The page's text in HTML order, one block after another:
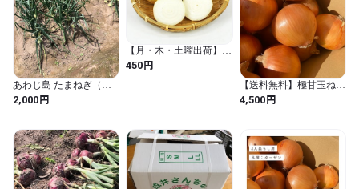
あわじ島 たまねぎ（タ
ーザン） 10ｋｇ（箱込
み）
2,000円
【月・木・土曜出荷】有
機たまねぎ
450円
【送料無料】極甘玉ねぎ
10kg
4,500円